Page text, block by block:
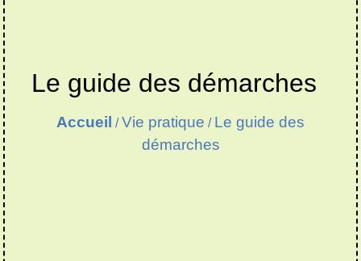
Le guide des démarches
Accueil /Vie pratique / Le guide des
démarches